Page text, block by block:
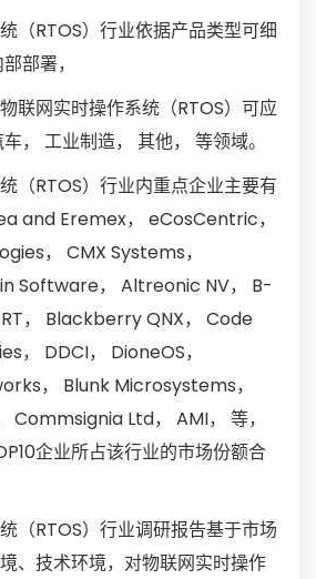
（RTOS）行业依据产品类型可细
部署，
联网实时操作系统（RTOS）可应
， 工业制造， 其他， 等领域。
（RTOS）行业内重点企业主要有
and Eremex， eCosCentric，
， CMX Systems，
Software， Altreonic NV， B-
， Blackberry QNX， Code
， DDCI， DioneOS，
， Blunk Microsystems，
Commsignia Ltd， AMI， 等，
企业所占该行业的市场份额合
（RTOS）行业调研报告基于市场
、技术环境，对物联网实时操作